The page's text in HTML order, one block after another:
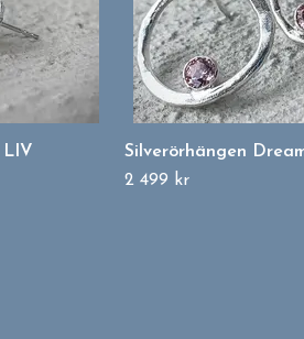
LIV
Silverörhängen
2 499 kr